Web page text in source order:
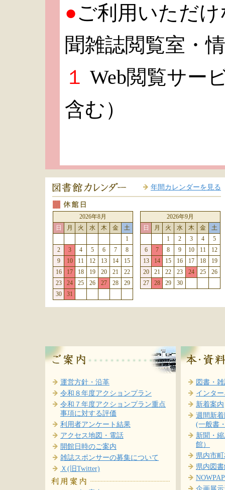
●ご利用いただ
聞雑誌閲覧室・
１ Web閲覧サー
含む）
年間カレンダーを見る
2026年8月
日
月 火 水 木 金
土
1
2
3 4 5 6 7
8
9
10 11 12 13 14
15
16
17 18 19 20 21
22
23
24 25 26 27 28
29
30
31
2026年9月
日
月 火 水 木 金
土
1
2 3 4
5
6
7 8 9 10 11
12
13
14 15 16 17 18
19
20
21 22 23 24 25
26
27
28 29 30
運営方針・沿革
令和８年度アクションプラン
令和７年度アクションプラン重点
事項に対する評価
利用者アンケート結果
アクセス地図・電話
開館日時のご案内
雑誌スポンサーの募集について
Ｘ(旧Twitter)
図書・
インタ
新着案内
週間新
(一般書
新聞・
館）
県内市
県内図